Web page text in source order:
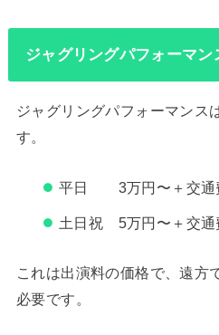
ジャグリングパフォーマン
ジャグリングパフォーマンス
す。
平日 3万円〜＋交通
土日祝 5万円〜＋交通
これは出演料の価格で、遠方
必要です。